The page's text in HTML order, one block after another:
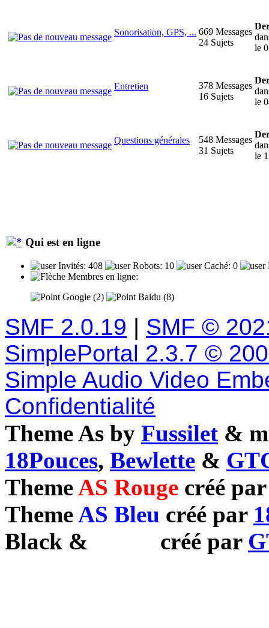
Sonorisation, GPS, ... 669 Messages
24 Sujets
le
Entretien
378 Messages
16 Sujets
le
Questions générales
548 Messages
31 Sujets
le
Qui est en ligne
Invités: 408 Robots: 10 Caché: 0
Membres en ligne:
Google (2)
Baidu (8)
SMF 2.0.19 | SMF ©
SimplePortal 2.3.7 ©
Simple Audio Video
Confidentialité
Theme As by Fussilet &
18Pouces, Bewlette &
ThemeAS Rouge créé
ThemeAS Bleu créé par
Black & créé par